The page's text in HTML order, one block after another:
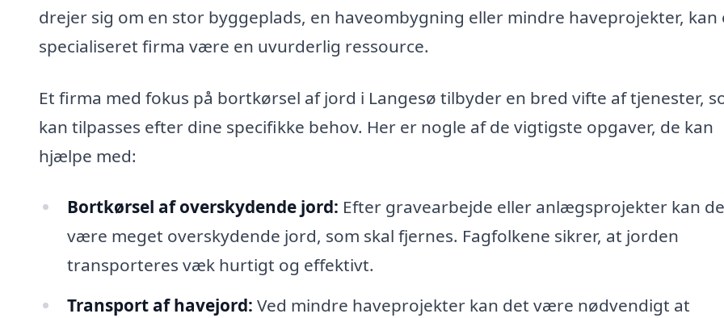
drejer sig om en stor byggeplads, en haveombygning eller mindre haveprojekter, kan
specialiseret firma være en uvurderlig ressource.
Et firma med fokus på bortkørsel af jord i Langesø tilbyder en bred vifte af tjenester,
kan tilpasses efter dine specifikke behov. Her er nogle af de vigtigste opgaver, de kan
hjælpe med:
Bortkørsel af overskydende jord: Efter gravearbejde eller anlægsprojekter kan
være meget overskydende jord, som skal fjernes. Fagfolkene sikrer, at jorden
transporteres væk hurtigt og effektivt.
Transport af havejord: Ved mindre haveprojekter kan det være nødvendigt at